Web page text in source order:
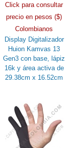
Click para consultar
precio en pesos ($)
Colombianos
Display Digitalizador
Huion Kamvas 13
Gen3 con base, lápiz
16k y área activa de
29.38cm x 16.52cm